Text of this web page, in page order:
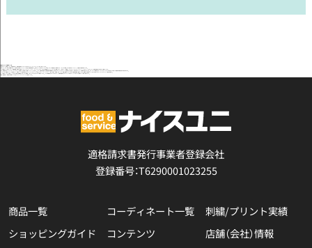
適格請求書発行事業者登録会社
登録番号：T6290001023255
商品一覧 コーディネート一覧
刺繍/プリント実績
ショッピングガイド
コンテンツ
店舗（会社）情報